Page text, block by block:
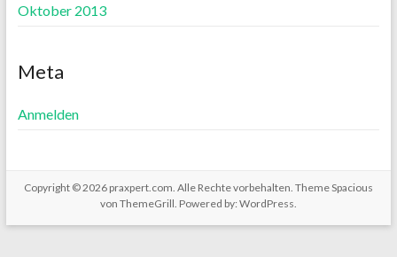
Oktober 2013
Meta
Anmelden
Copyright © 2026 praxpert.com. Alle Rechte vorbehalten. ThemeSpacious
von ThemeGrill. Powered by: WordPress.